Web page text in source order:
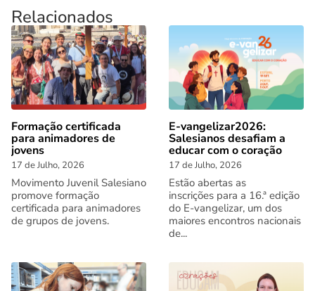
Relacionados
Formação certificada
para animadores de
jovens
17 de Julho, 2026
Movimento Juvenil Salesiano
promove formação
certificada para animadores
de grupos de jovens.
E-vangelizar2026:
Salesianos desafiam a
educar com o coração
17 de Julho, 2026
Estão abertas as
inscrições para a 16.ª edição
do E-vangelizar, um dos
maiores encontros nacionais
de...